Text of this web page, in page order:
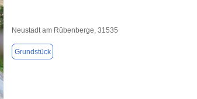
Neustadt am Rübenberge, 31535
Grundstück